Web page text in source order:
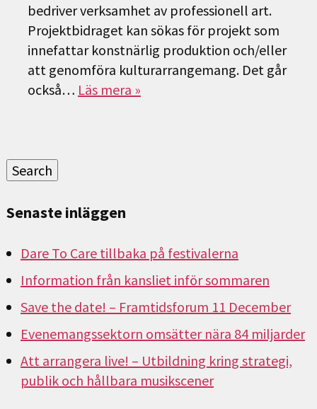
bedriver verksamhet av professionell art.
Projektbidraget kan sökas för projekt som
innefattar konstnärlig produktion och/eller
att genomföra kulturarrangemang. Det går
också… Läs mera »
Search
Senaste inläggen
Dare To Care tillbaka på festivalerna
Information från kansliet inför sommaren
Save the date! – Framtidsforum 11 December
Evenemangssektorn omsätter nära 84 miljarder
Att arrangera live! – Utbildning kring strategi,
publik och hållbara musikscener